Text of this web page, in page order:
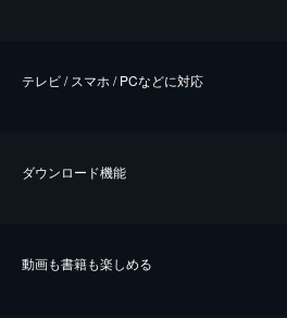
テレビ / スマホ / PCなどに対応
ダウンロード機能
動画も書籍も楽しめる